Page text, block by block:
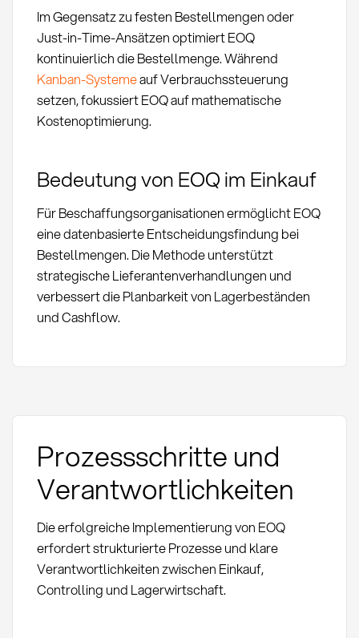
Im Gegensatz zu festen Bestellmengen oder
Just-in-Time-Ansätzen optimiert EOQ
kontinuierlich die Bestellmenge. Während
Kanban-Systemeauf Verbrauchssteuerung
setzen, fokussiert EOQ auf mathematische
Kostenoptimierung.
Bedeutung von EOQ im Einkauf
Für Beschaffungsorganisationen ermöglicht EOQ
eine datenbasierte Entscheidungsfindung bei
Bestellmengen. Die Methode unterstützt
strategische Lieferantenverhandlungen und
verbessert die Planbarkeit von Lagerbeständen
und Cashflow.
Prozessschritte und
Verantwortlichkeiten
Die erfolgreiche Implementierung von EOQ
erfordert strukturierte Prozesse und klare
Verantwortlichkeiten zwischen Einkauf,
Controlling und Lagerwirtschaft.